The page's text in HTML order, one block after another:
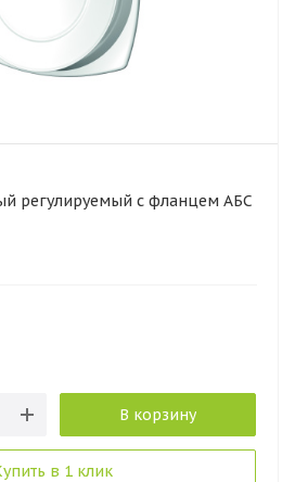
регулируемый с фланцем АБС
В корзину
в 1 клик